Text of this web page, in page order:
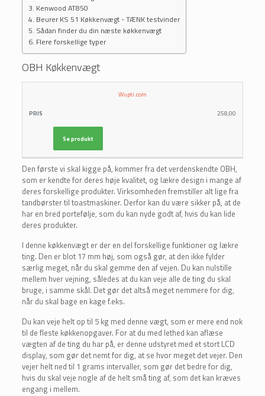
Kenwood AT850
Beurer KS 51 Køkkenvægt - TÆNK testvinder
Sådan finder du din næste køkkenvægt
Flere forskellige typer
OBH Køkkenvægt
LÆS
Wupti.com
258,00
Se produkt
Den første vi skal kigge på, kommer fra det verdenskendte OBH,
som er kendte for deres høje kvalitet, og lækre design i mange af
deres forskellige produkter. Virksomheden fremstiller alt lige fra
tandbørster til toastmaskiner. Derfor kan du være sikker på, at de
har en bred portefølje, som du kan nyde godt af, hvis du kan lide
deres produkter.
I denne køkkenvægt er der en del forskellige funktioner og lækre
ting. Den er blot 17 mm høj, som også gør, at den ikke fylder
særlig meget, når du skal gemme den af vejen. Du kan nulstille
mellem hver vejning, således at du kan veje alle de ting du skal
bruge, i samme skål. Det gør det altså meget nemmere for dig,
når du skal bage en kage f.eks.
Du kan veje helt op til 5 kg med denne vægt, som er mere end nok
til de fleste køkkenopgaver. For at du med lethed kan aflæse
vægten af de ting du har på, er denne udstyret med et stort LCD
display, som gør det nemt for dig, at se hvor meget det vejer. Den
vejer helt ned til 1 grams intervaller, som gør det bedre for dig,
hvis du skal veje nogle af de helt små ting af, som det kan kræves
engang i mellem.